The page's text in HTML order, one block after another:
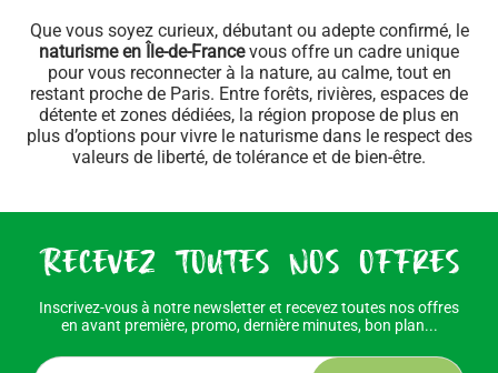
Que vous soyez curieux, débutant ou adepte confirmé, le
naturisme en Île-de-Francevous offre un cadre unique
pour vous reconnecter à la nature, au calme, tout en
restant proche de Paris. Entre forêts, rivières, espaces de
détente et zones dédiées, la région propose de plus en
plus d’options pour vivre le naturisme dans le respect des
valeurs de liberté, de tolérance et de bien-être.
Recevez toutes nos offres
Inscrivez-vous à notre newsletter et recevez toutes nos offres
en avant première, promo, dernière minutes, bon plan...